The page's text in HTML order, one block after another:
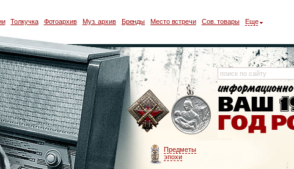
Толкучка Фотоархив Муз. архив Бренды Место встречи Сов. товары Еще
Предметы
эпохи